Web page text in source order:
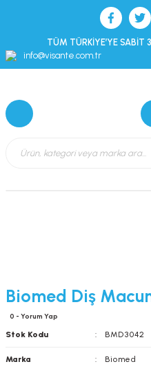
TÜM TÜRKİYE’YE
info@visante.com.tr
Biomed Diş
0 - Yorum Yap
Stok Kodu BMD3042
Marka Biomed